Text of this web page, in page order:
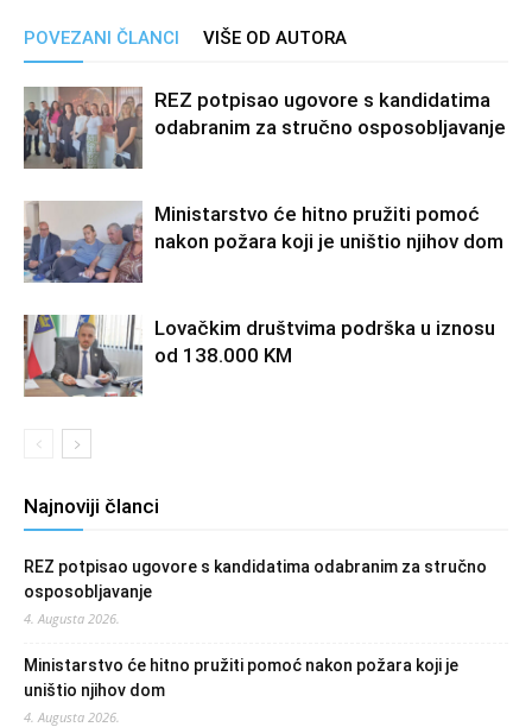
POVEZANI ČLANCI VIŠE OD AUTORA
REZ potpisao ugovore s kandidatima
odabranim za stručno osposobljavanje
Ministarstvo će hitno pružiti pomoć
nakon požara koji je uništio njihov dom
Lovačkim društvima podrška u iznosu
od 138.000 KM
Najnoviji članci
REZ potpisao ugovore s kandidatima odabranim za stručno
osposobljavanje
4. Augusta 2026.
Ministarstvo će hitno pružiti pomoć nakon požara koji je
uništio njihov dom
4. Augusta 2026.